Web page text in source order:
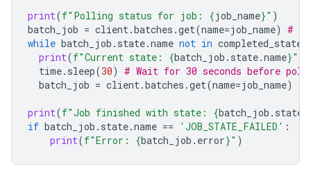
print(f"Polling status for job: {job_name}" )
batch_job = client.batches .get(name=job_name) #
while batch_job . state.name not in completed_states
print(f"Current state: {batch_job . state.name}"
time. sleep(30) # Wait for 30 seconds before
batch_job = client.batches .get(name=job_name)
print(f"Job finished with state: {batch_job . state
if batch_job . state.name == 'JOB_STATE_FAILED' :
print(f"Error: {batch_job . error}" )